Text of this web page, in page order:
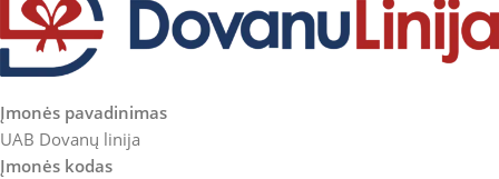
Įmonės pavadinimas
UAB Dovanų linija
Įmonės kodas